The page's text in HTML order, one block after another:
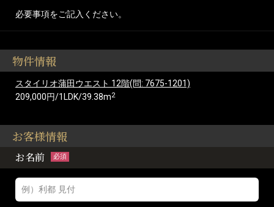
必要事項をご記入ください。
物件情報
スタイリオ蒲田ウエスト 12階(問: 7675-1201)
209,000円/1LDK/39.38m2
お客様情報
お名前 必須